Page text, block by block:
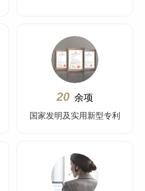
20 余项
国家发明及实用新型专利